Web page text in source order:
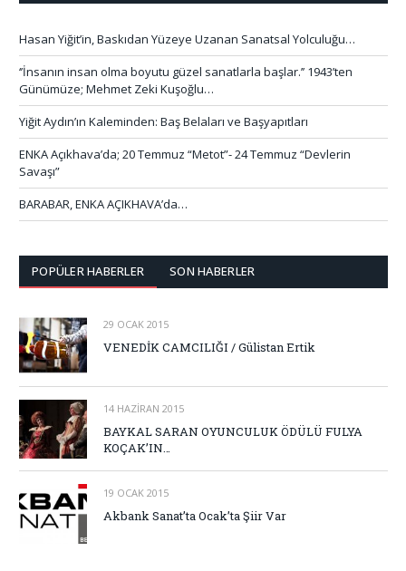
Hasan Yiğit’in, Baskıdan Yüzeye Uzanan Sanatsal Yolculuğu…
‘’İnsanın insan olma boyutu güzel sanatlarla başlar.’’ 1943’ten
Günümüze; Mehmet Zeki Kuşoğlu…
Yiğit Aydın’ın Kaleminden: Baş Belaları ve Başyapıtları
ENKA Açıkhava’da; 20 Temmuz “Metot”- 24 Temmuz “Devlerin
Savaşı”
BARABAR, ENKA AÇIKHAVA’da…
POPÜLER HABERLER SON HABERLER
29 OCAK 2015
VENEDİK CAMCILIĞI / Gülistan Ertik
14 HAZIRAN 2015
BAYKAL SARAN OYUNCULUK ÖDÜLÜ FULYA
KOÇAK’IN…
19 OCAK 2015
Akbank Sanat’ta Ocak’ta Şiir Var